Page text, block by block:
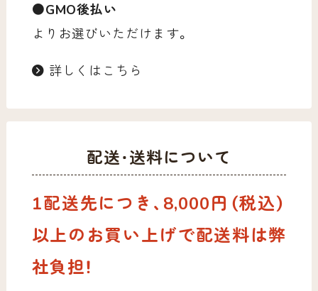
●GMO後払い
よりお選びいただけます。
詳しくはこちら
配送・送料について
1配送先につき、8,000円（税込）
以上のお買い上げで配送料は弊
社負担！